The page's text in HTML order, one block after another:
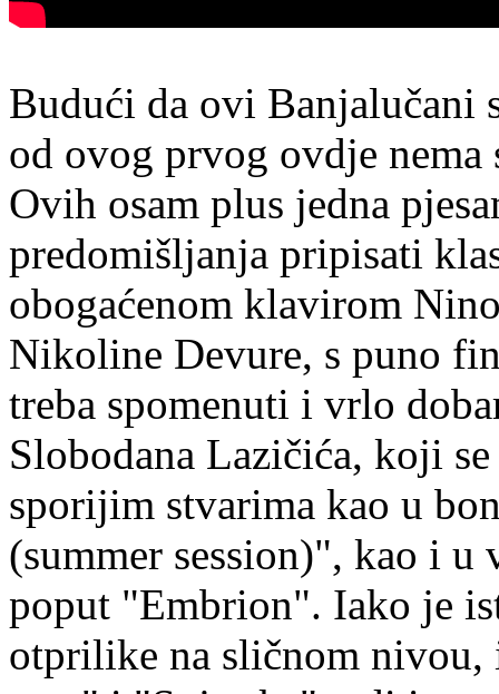
Budući da ovi Banjalučani
od ovog prvog ovdje
Ovih osam plus jedna
predomišljanja pripisati
obogaćenom klavirom
Nikoline Devure, s puno
treba spomenuti i vrlo
Slobodana Lazičića, koji
sporijim stvarima kao u
(summer session)", kao i
poput "Embrion". Iako je
otprilike na sličnom